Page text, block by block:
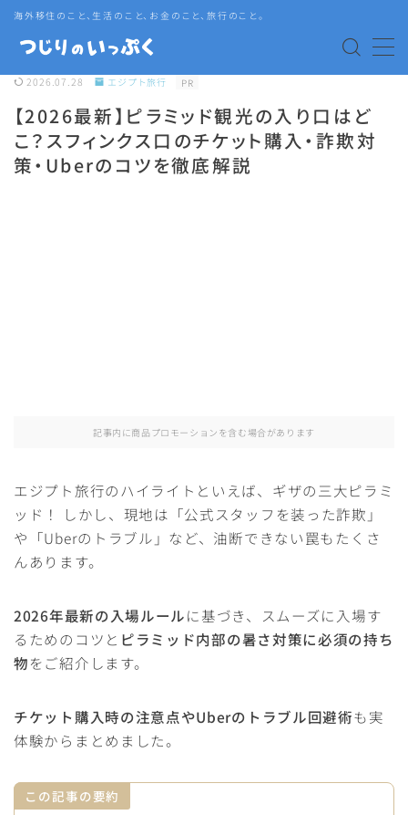
海外移住のこと、生活のこと、お金のこと、旅行のこと。
MENU
海外赴任・帯同
タイ生活
2026.07.28 エジプト旅行 PR
【2026最新】ピラミッド観光の入り口はど
こ？スフィンクス口のチケット購入・詐欺対
策・Uberのコツを徹底解説
記事内に商品プロモーションを含む場合があります
エジプト旅行のハイライトといえば、ギザの三大ピラミ
ッド！ しかし、現地は「公式スタッフを装った詐欺」
や「Uberのトラブル」など、油断できない罠もたくさ
んあります。
2026年最新の入場ルールに基づき、スムーズに入場す
るためのコツと ピラミッド内部の暑さ対策に必須の持ち
物をご紹介します。
チケット購入時の注意点やUberのトラブル回避術も実
体験からまとめました。
この記事の要約